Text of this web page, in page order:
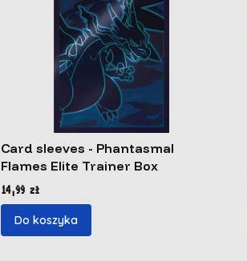
Card sleeves - Phantasmal
Flames Elite Trainer Box
Cena
14,99 zł
Do koszyka